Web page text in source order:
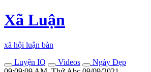
Xã Luận
xã hội luận bàn
Luyện IQ
Videos
Ngày Đẹp